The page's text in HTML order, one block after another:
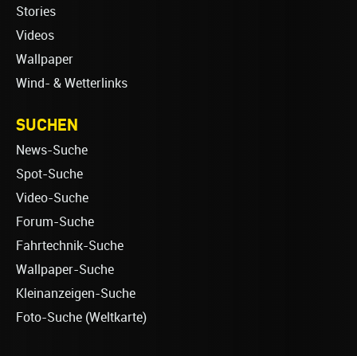
Stories
Videos
Wallpaper
Wind- & Wetterlinks
SUCHEN
News-Suche
Spot-Suche
Video-Suche
Forum-Suche
Fahrtechnik-Suche
Wallpaper-Suche
Kleinanzeigen-Suche
Foto-Suche (Weltkarte)